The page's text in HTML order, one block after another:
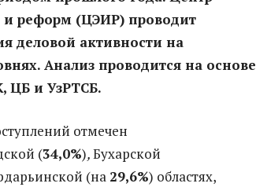
и реформ (ЦЭИР) проводит
деловой активности на
Анализ проводится на основе
ЦБ и УзРТСБ.
отмечен
(34,0%),Бухарской
(на 29,6%) областях,